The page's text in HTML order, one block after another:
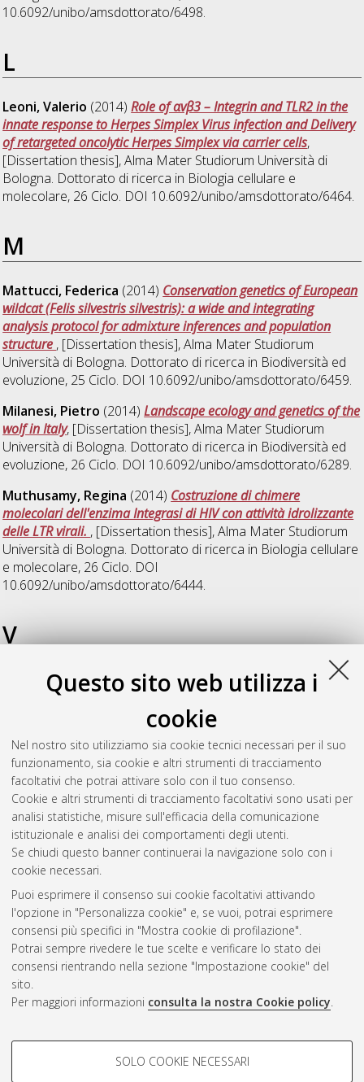
Questo sito web utilizza i
cookie
Nel nostro sito utilizziamo sia cookie tecnici necessari per il suo
funzionamento, sia cookie e altri strumenti di tracciamento
facoltativi che potrai attivare solo con il tuo consenso.
Cookie e altri strumenti di tracciamento facoltativi sono usati per
analisi statistiche, misure sull'efficacia della comunicazione
istituzionale e analisi dei comportamenti degli utenti.
Se chiudi questo banner continuerai la navigazione solo con i
cookie necessari.
Puoi esprimere il consenso sui cookie facoltativi attivando
l'opzione in "Personalizza cookie" e, se vuoi, potrai esprimere
consensi più specifici in "Mostra cookie di profilazione".
Potrai sempre rivedere le tue scelte e verificare lo stato dei
consensi rientrando nella sezione "Impostazione cookie" del
sito.
Per maggiori informazioni consulta la nostra Cookie policy.
COOKIE DI PROFILAZIONE -
SOLO COOKIE NECESSARI
10.6092/unibo/amsdottorato/6498.
L
Leoni, Valerio (2014)Role of αvβ3 – Integrin and TLR2 in the
innate response to Herpes Simplex Virus infection and Delivery
of retargeted oncolytic Herpes Simplex via carrier cells,
[Dissertation thesis], Alma Mater Studiorum Università di
Bologna. Dottorato di ricerca in Biologia cellulare e
molecolare, 26 Ciclo. DOI 10.6092/unibo/amsdottorato/6464.
M
Mattucci, Federica (2014) Conservation genetics of European
wildcat (Felis silvestris silvestris): a wide and integrating
analysis protocol for admixture inferences and population
structure , [Dissertation thesis], Alma Mater Studiorum
Università di Bologna. Dottorato di ricerca in Biodiversità ed
evoluzione, 25 Ciclo. DOI 10.6092/unibo/amsdottorato/6459.
Milanesi, Pietro (2014)Landscape ecology and genetics of the
wolf in Italy, [Dissertation thesis], Alma Mater Studiorum
Università di Bologna. Dottorato di ricerca in Biodiversità ed
evoluzione, 26 Ciclo. DOI 10.6092/unibo/amsdottorato/6289.
Muthusamy, Regina (2014) Costruzione di chimere
molecolari dell'enzima Integrasi di HIV con attività idrolizzante
delle LTR virali. , [Dissertation thesis], Alma Mater Studiorum
Università di Bologna. Dottorato di ricerca in Biologia cellulare
e molecolare, 26 Ciclo. DOI
10.6092/unibo/amsdottorato/6444.
V
Valzania, Luca(2014)Drosophila melanogaster as a model to
study host-parasitoid interactions: the case of the polydnaviral
, [Dissertation thesis], Alma Mater
Studiorum Università di Bologna. Dottorato di ricerca in
Biologia cellulare e molecolare, 26 Ciclo. DOI
10.6092/unibo/amsdottorato/6465.
Questa lista e' stata generata ilSat Aug 8 20:37:50 2026
Atom
Rss 1.0
Rss 2.0
ISSN: 2038-7946
Impostazioni Cookie
Informativa sulla privacy